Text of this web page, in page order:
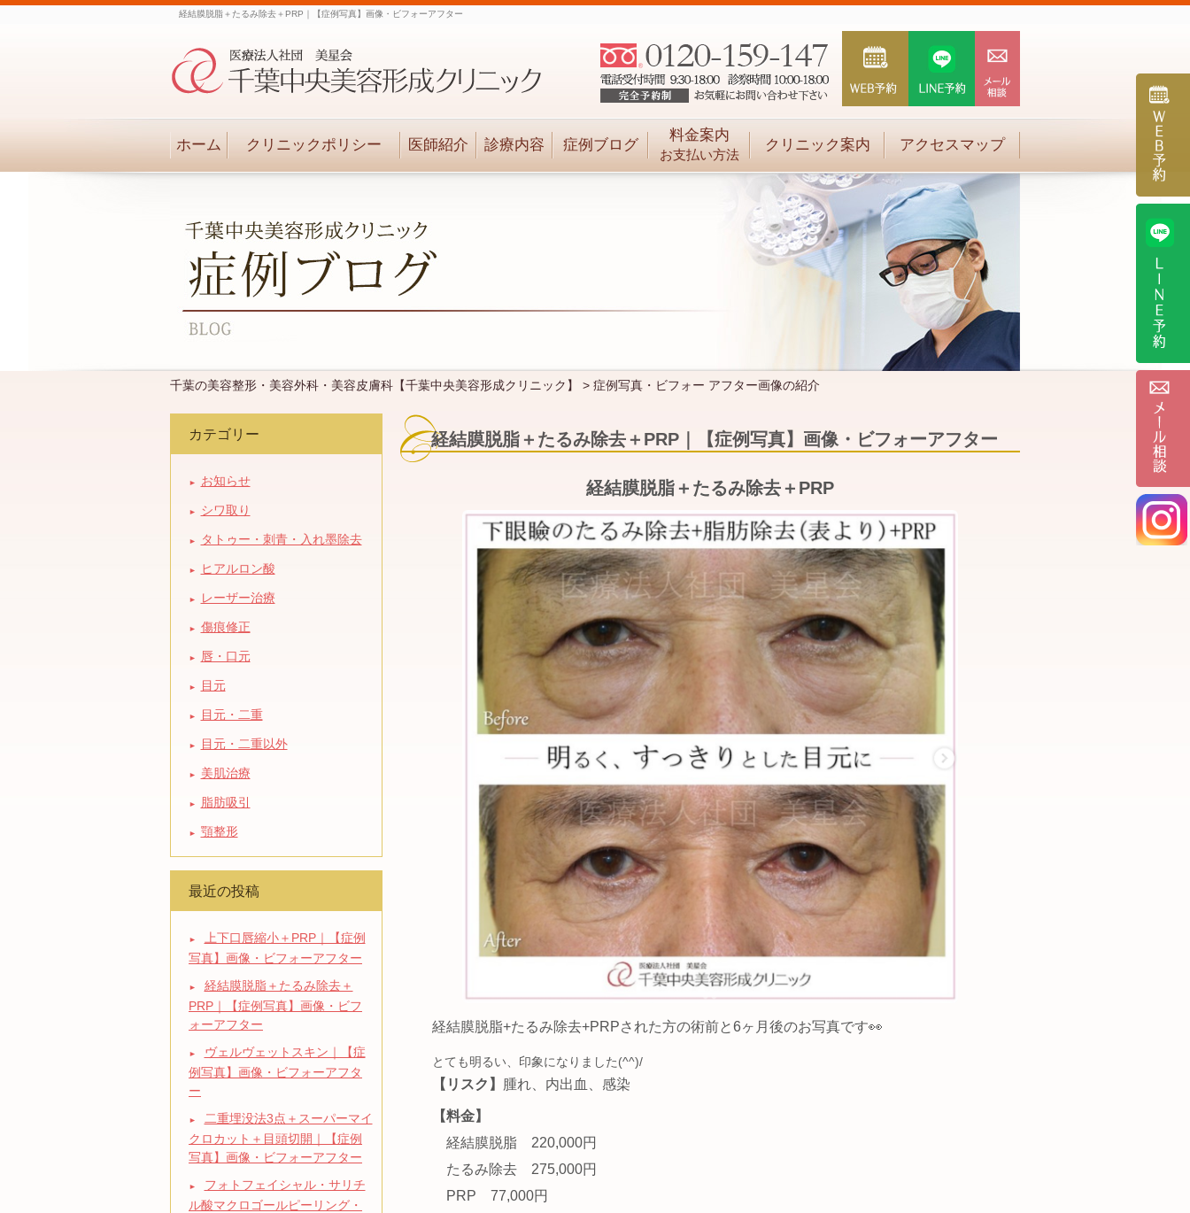
経結膜脱脂＋たるみ除去＋PRP｜【症例写真】画像・ビフォーアフター
ホーム クリニックポリシー 医師紹介 診療内容 症例ブログ
料金案内
お支払い方法
クリニック案内 アクセスマップ
千葉の美容整形・美容外科・美容皮膚科【千葉中央美容形成クリニック】 > 症例写真・ビフォー アフター画像の紹介
カテゴリー
お知らせ
シワ取り
タトゥー・刺青・入れ墨除去
ヒアルロン酸
レーザー治療
傷痕修正
唇・口元
目元
目元・二重
目元・二重以外
美肌治療
脂肪吸引
顎整形
最近の投稿
上下口唇縮小＋PRP｜【症例
写真】画像・ビフォーアフター
経結膜脱脂＋たるみ除去＋
PRP｜【症例写真】画像・ビフ
ォーアフター
ヴェルヴェットスキン｜【症
例写真】画像・ビフォーアフタ
ー
二重埋没法3点＋スーパーマイ
クロカット＋目頭切開｜【症例
写真】画像・ビフォーアフター
フォトフェイシャル・サリチ
ル酸マクロゴールピーリング・
経結膜脱脂＋たるみ除去＋PRP｜【症例写真】画像・ビフォーアフター
経結膜脱脂＋たるみ除去＋PRP
経結膜脱脂+たるみ除去+PRPされた方の術前と6ヶ月後のお写真です👀
とても明るい、印象になりました(^^)/
【リスク】 腫れ、内出血、感染
【料金】
経結膜脱脂 220,000円
たるみ除去 275,000円
PRP 77,000円